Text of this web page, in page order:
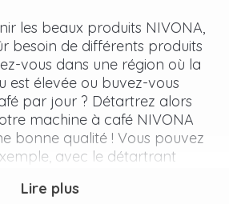
les beaux produits NIVONA,
besoin de différents produits
vous dans une région où la
est élevée ou buvez-vous
par jour ? Détartrez alors
machine à café NIVONA
bonne qualité ! Vous pouvez
avec le détartrant
toutes les autres graisses
Lire plus